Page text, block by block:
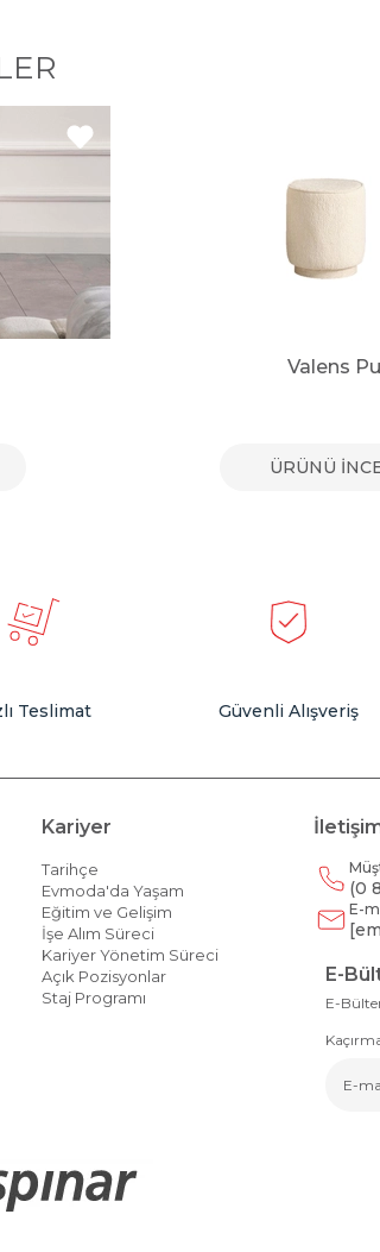
Valens
ÜRÜNÜ
Teslimat Güvenli Alışveriş
Kariyer
Tarihçe
Evmoda'da Yaşam
Eğitim ve Gelişim
İşe Alım Süreci
Kariyer Yönetim Süreci
Açık Pozisyonlar
Staj Programı
(0
E-
E-
E-